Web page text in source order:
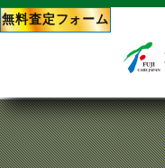
無料査定フォーム